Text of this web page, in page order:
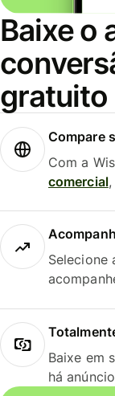
Baixe o
gratuito
Compare
Com a
comercial,
Selecione
Baixe em
há